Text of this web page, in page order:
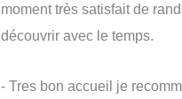
moment très satisfait de
découvrir avec le temps.
- Tres bon accueil je